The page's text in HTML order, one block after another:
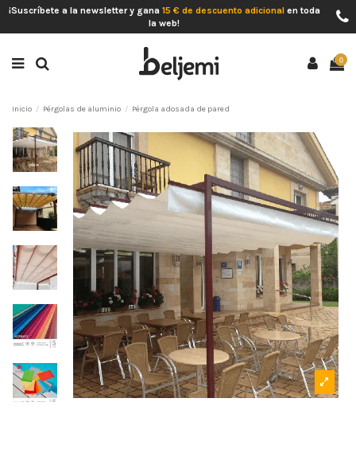
¡Suscríbete a la newsletter y gana 15 € de descuento adicional en toda
la web!
0
Inicio Pérgolas de aluminio Pérgola adosada de pared